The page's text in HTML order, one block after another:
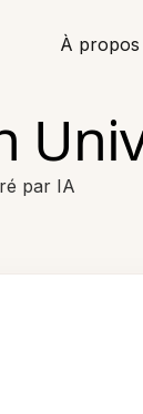
À
par IA